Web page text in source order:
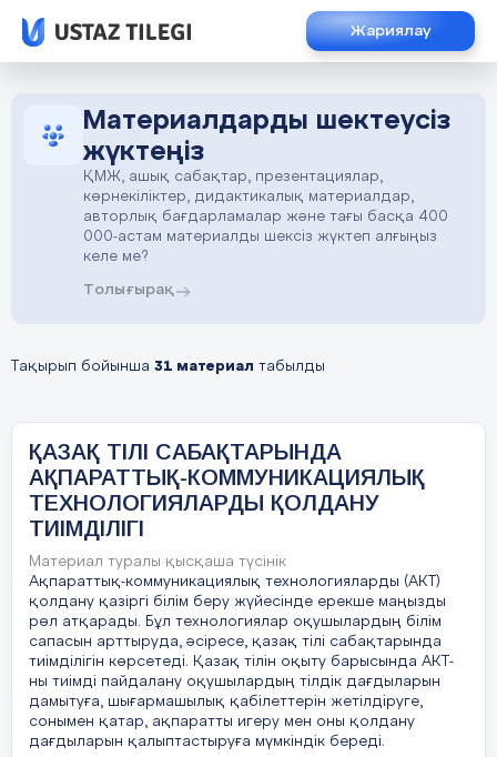
Жариялау
Материалдарды шектеусіз
жүктеңіз
ҚМЖ, ашық сабақтар, презентациялар,
көрнекіліктер, дидактикалық материалдар,
авторлық бағдарламалар және тағы басқа 400
000-астам материалды шексіз жүктеп алғыңыз
келе ме?
Толығырақ
Тақырып бойынша 31 материал табылды
ҚАЗАҚ ТІЛІ САБАҚТАРЫНДА
АҚПАРАТТЫҚ-КОММУНИКАЦИЯЛЫҚ
ТЕХНОЛОГИЯЛАРДЫ ҚОЛДАНУ
ТИІМДІЛІГІ
Материал туралы қысқаша түсінік
Ақпараттық-коммуникациялық технологияларды (АКТ)
қолдану қазіргі білім беру жүйесінде ерекше маңызды
рөл атқарады. Бұл технологиялар оқушылардың білім
сапасын арттыруда, әсіресе, қазақ тілі сабақтарында
тиімділігін көрсетеді. Қазақ тілін оқыту барысында АКТ-
ны тиімді пайдалану оқушылардың тілдік дағдыларын
дамытуға, шығармашылық қабілеттерін жетілдіруге,
сонымен қатар, ақпаратты игеру мен оны қолдану
дағдыларын қалыптастыруға мүмкіндік береді.